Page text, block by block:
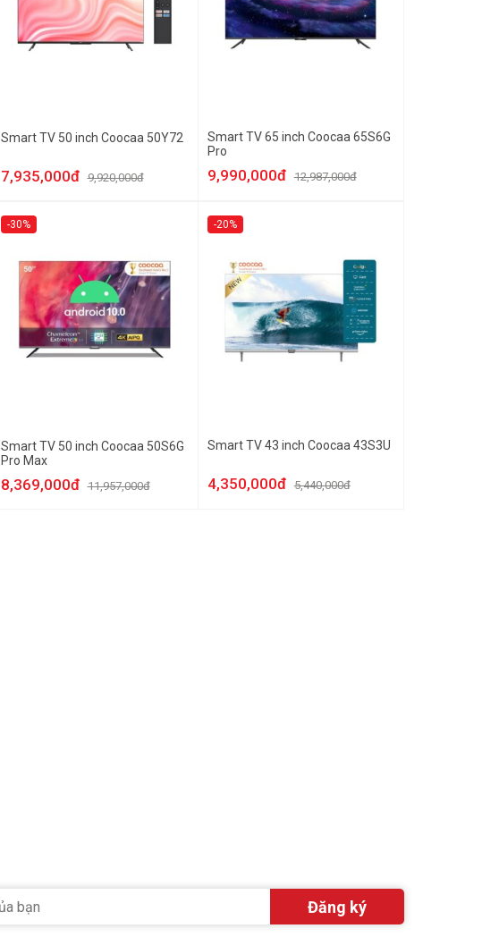
Smart TV 50 inch Coocaa 50Y72
7,935,000đ 9,920,000đ
Smart TV 65 inch Coocaa 65S6G
Pro
9,990,000đ 12,987,000đ
-30%
Smart TV 50 inch Coocaa 50S6G
Pro Max
8,369,000đ 11,957,000đ
-20%
Smart TV 43 inch Coocaa 43S3U
4,350,000đ 5,440,000đ